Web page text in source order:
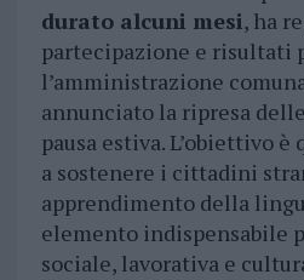
durato alcuni mesi, ha
partecipazione e risultati
l’amministrazione
annunciato la ripresa
pausa estiva. L’obiettivo
a sostenere i cittadini
apprendimento della
elemento indispensabile
sociale, lavorativa e